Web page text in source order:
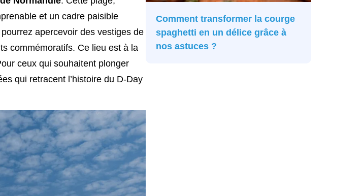
et un cadre paisible
apercevoir des vestiges de
commémoratifs. Ce lieu est à la
ceux qui souhaitent plonger
qui retracent l’histoire du D-Day
Comment transformer la courge
spaghetti en un délice grâce à
nos astuces ?